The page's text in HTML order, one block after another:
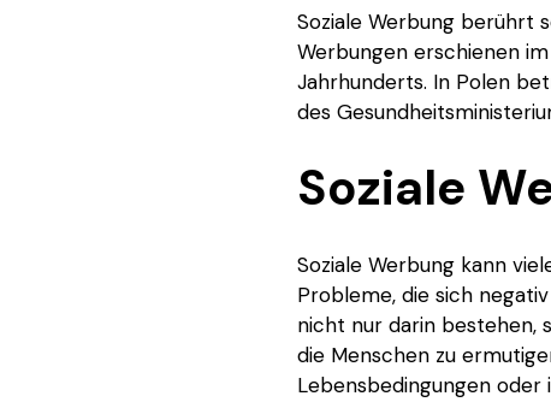
Soziale Werbung berührt
Werbungen erschienen
Jahrhunderts. In Polen
des
Soziale
Soziale Werbung kann
Probleme, die sich
nicht nur darin bestehen,
die Menschen zu
Lebensbedingungen oder